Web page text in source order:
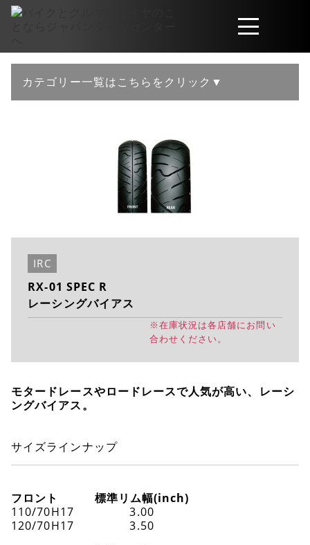
取扱商品
工賃・サービスについて
カテゴリー一覧はこちらをクリック▼
IRC
RX-01 SPEC R
レーシングバイアス
※在庫状況は各店舗にお問い
合わせください。
モタードレースやロードレースで人気が高い、レーシ
ングバイアス。
サイズラインナップ
フロント
110/70H17
120/70H17
標準リム幅(inch)
3.00
3.50